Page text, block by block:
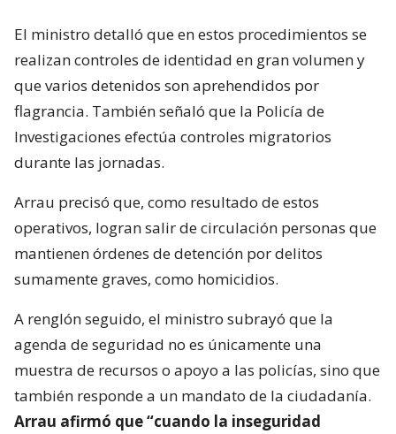
El ministro detalló que en estos procedimientos se
realizan controles de identidad en gran volumen y
que varios detenidos son aprehendidos por
flagrancia. También señaló que la Policía de
Investigaciones efectúa controles migratorios
durante las jornadas.
Arrau precisó que, como resultado de estos
operativos, logran salir de circulación personas que
mantienen órdenes de detención por delitos
sumamente graves, como homicidios.
A renglón seguido, el ministro subrayó que la
agenda de seguridad no es únicamente una
muestra de recursos o apoyo a las policías, sino que
también responde a un mandato de la ciudadanía.
Arrau afirmó que “cuando la inseguridad